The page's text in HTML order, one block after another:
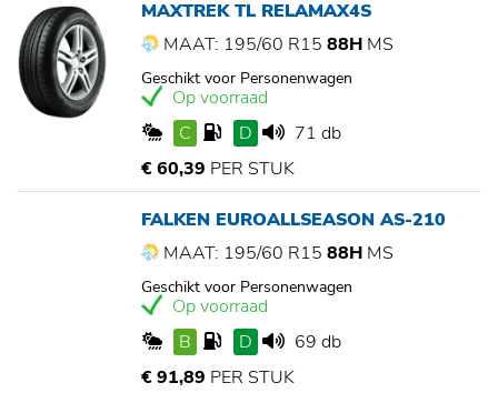
MAXTREK TL RELAMAX4S
MAAT: 195/60 R15 88H MS
Geschikt voor Personenwagen
Op voorraad
C
D
71 db
€ 60,39 PER STUK
FALKEN EUROALLSEASON AS-210
MAAT: 195/60 R15 88H MS
Geschikt voor Personenwagen
Op voorraad
B
D
69 db
€ 91,89 PER STUK